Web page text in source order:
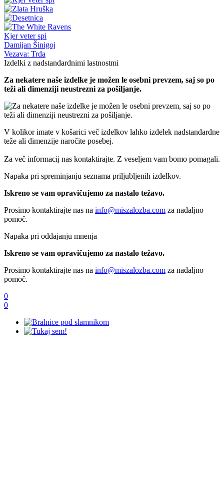
Kjer veter spi
Damijan Šinigoj
Vezava: Trda
Izdelki z nadstandardnimi lastnostmi
Za nekatere naše izdelke je možen le osebni prevzem, saj so po
teži ali dimenziji neustrezni za pošiljanje.
V kolikor imate v košarici več izdelkov lahko izdelek nadstandardne
teže ali dimenzije naročite posebej.
Za več informacij nas kontaktirajte. Z veseljem vam bomo pomagali.
Napaka pri spreminjanju seznama priljubljenih izdelkov.
Iskreno se vam opravičujemo za nastalo težavo.
Prosimo kontaktirajte nas na info@miszalozba.com za nadaljno
pomoč.
Napaka pri oddajanju mnenja
Iskreno se vam opravičujemo za nastalo težavo.
Prosimo kontaktirajte nas na info@miszalozba.com za nadaljno
pomoč.
0
0